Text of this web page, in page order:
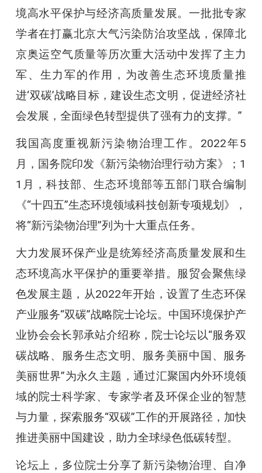
境高水平保护与经济高质量发展。一批批专家
学者在打赢北京大气污染防治攻坚战，保障北
京奥运空气质量等历次重大活动中发挥了主力
军、生力军的作用，为改善生态环境质量推
进‘双碳’战略目标，建设生态文明，促进经济社
会发展，全面绿色转型提供了强有力的支撑。”
我国高度重视新污染物治理工作。2022年5
月，国务院印发《新污染物治理行动方案》；1
1月，科技部、生态环境部等五部门联合编制
《“十四五”生态环境领域科技创新专项规划》，
将“新污染物治理”列为十大重点任务。
大力发展环保产业是统筹经济高质量发展和生
态环境高水平保护的重要举措。服贸会聚焦绿
色发展主题，从2022年开始，设置了生态环保
产业服务“双碳”战略院士论坛。中国环境保护产
业协会会长郭承站介绍称，院士论坛以“服务双
碳战略、服务生态文明、服务美丽中国、服务
美丽世界”为永久主题，通过汇聚国内外环境领
域的院士科学家、专家学者及环保企业的智慧
与力量，探索服务“双碳”工作的开展路径，加快
推进美丽中国建设，助力全球绿色低碳转型。
论坛上，多位院士分享了新污染物治理、自净